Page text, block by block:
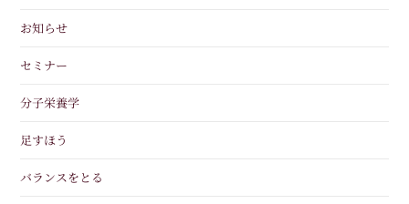
お知らせ
セミナー
分子栄養学
足すほう
バランスをとる